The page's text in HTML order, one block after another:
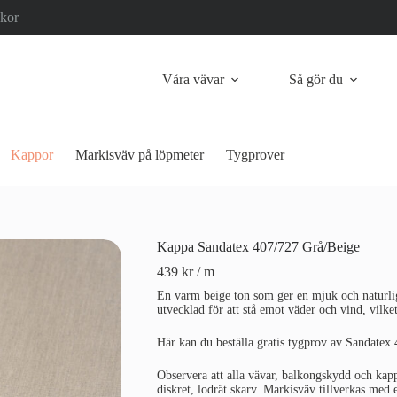
Våra vävar Så gör du
Kappor Markisväv på löpmeter Tygprover
Kappa Sandatex 407/727 Grå/Beige
439 kr / m
En varm beige ton som ger en mjuk och
utvecklad för att stå emot väder och vind,
Här kan du beställa gratis tygprov av Sandatex
Observera att alla vävar, balkongskydd och
diskret, lodrät skarv. Markisväv tillverkas